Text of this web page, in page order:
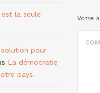
Votre
la seule
pour
La démocratie
pays.